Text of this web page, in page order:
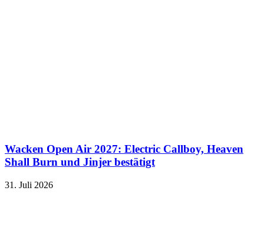
Wacken Open Air 2027: Electric Callboy, Heaven
Shall Burn und Jinjer bestätigt
31. Juli 2026